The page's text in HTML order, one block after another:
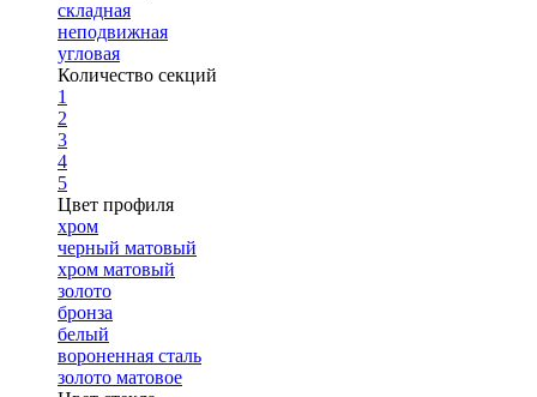
складная
неподвижная
угловая
Количество секций
1
2
3
4
5
Цвет профиля
хром
черный матовый
хром матовый
золото
бронза
белый
вороненная сталь
золото матовое